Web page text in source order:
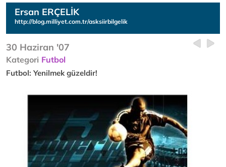
Ersan ERÇELİK
http://blog.milliyet.com.tr/asksiirbilgelik
30 Haziran '07
Kategori Futbol
Futbol: Yenilmek güzeldir!